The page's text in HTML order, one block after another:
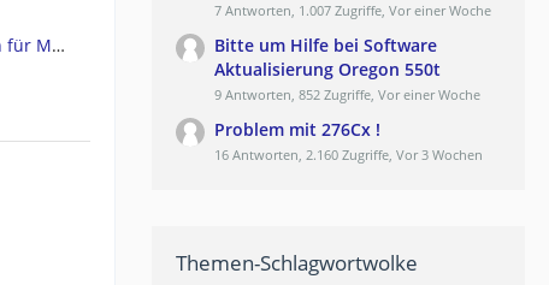
neue Garmin Express Version für MacOS
7 Antworten, 1.007 Zugriffe, Vor einer Woche
Bitte um Hilfe bei Software
Aktualisierung Oregon 550t
9 Antworten, 852 Zugriffe, Vor einer Woche
Problem mit 276Cx !
16 Antworten, 2.160 Zugriffe, Vor 3 Wochen
Themen-Schlagwortwolke